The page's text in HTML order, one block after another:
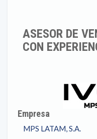
ASESOR DE
CON
Empresa
MPS LATAM, S.A.